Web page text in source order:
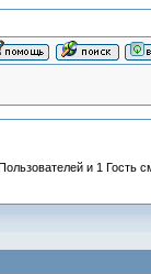
и 1 Гость